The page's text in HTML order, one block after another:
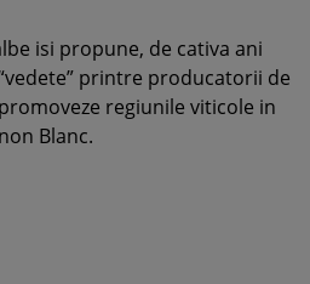
isi propune, de cativa ani
printre producatorii de
regiunile viticole in
Blanc.